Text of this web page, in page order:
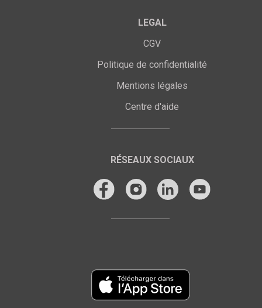
LEGAL
CGV
Politique de confidentialité
Mentions légales
Centre d'aide
RÉSEAUX SOCIAUX